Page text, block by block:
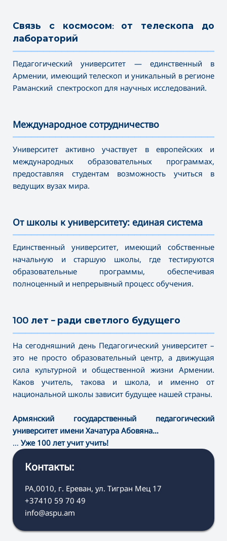
Связь с космосом: от телескопа до
лабораторий
Педагогический университет — единственный в
Армении, имеющий телескоп и уникальный в регионе
Раманский спектроскоп для научных исследований.
Международное сотрудничество
Университет активно участвует в европейских и
международных образовательных программах,
предоставляя студентам возможность учиться в
ведущих вузах мира.
От школы к университету: единая система
Единственный университет, имеющий собственные
начальную и старшую школы, где тестируются
образовательные программы, обеспечивая
полноценный и непрерывный процесс обучения.
100 лет – ради светлого будущего
На сегодняшний день Педагогический университет –
это не просто образовательный центр, а движущая
сила культурной и общественной жизни Армении.
Каков учитель, такова и школа, и именно от
национальной школы зависит будущее нашей страны.
Армянский государственный педагогический
университет имени Хачатура Абовяна…
… Уже 100 лет учит учить!
Контакты:
РА,0010, г. Ереван, ул. Тигран Мец 17
+37410 59 70 49
info@aspu.am